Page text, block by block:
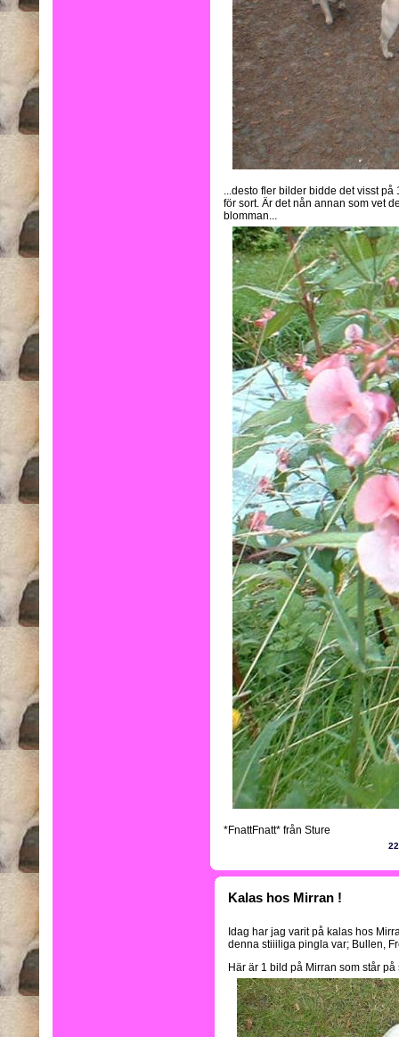
...desto fler bilder bidde det visst på
för sort. Är det nån annan som vet
blomman...
*FnattFnatt* från Sture
Kalas hos Mirran !
Idag har jag varit på kalas hos
denna stiiiliga pingla var; Bullen,
Här är 1 bild på Mirran som står på